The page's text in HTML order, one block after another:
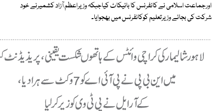
اورجماعت اسلامی نے کانفرنس کا بائیکاٹ کیاجبکہ وزیراعظم آزاد کشمیرنے خود
شرکت کی بجائے وزیرتعلیم کوکانفرنس میں بھجوایا۔